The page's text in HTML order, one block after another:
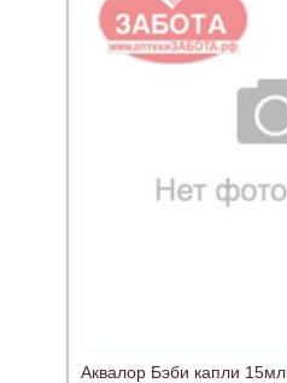
Аквалор Бэби капли 15мл